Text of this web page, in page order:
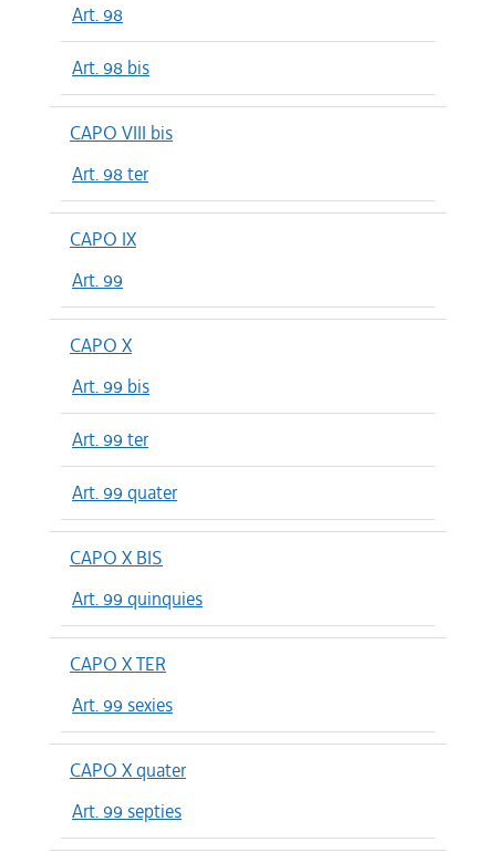
Art. 98
Art. 98 bis
CAPO VIII bis
Art. 98 ter
CAPO IX
Art. 99
CAPO X
Art. 99 bis
Art. 99 ter
Art. 99 quater
CAPO X BIS
Art. 99 quinquies
CAPO X TER
Art. 99 sexies
CAPO X quater
Art. 99 septies